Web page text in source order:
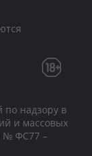
по надзору в
и массовых
№ ФС77 –